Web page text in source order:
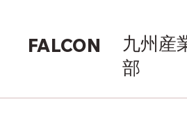
FALCON
九州産
部